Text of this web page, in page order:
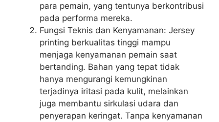
para pemain, yang tentunya berkontribusi
pada performa mereka.
Fungsi Teknis dan Kenyamanan: Jersey
printing berkualitas tinggi mampu
menjaga kenyamanan pemain saat
bertanding. Bahan yang tepat tidak
hanya mengurangi kemungkinan
terjadinya iritasi pada kulit, melainkan
juga membantu sirkulasi udara dan
penyerapan keringat. Tanpa kenyamanan